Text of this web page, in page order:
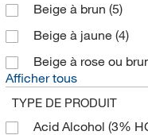
Beige à brun (5)
Beige à jaune (4)
Beige à rose ou
Afficher tous
TYPE DE PRODUIT
Acid Alcohol (3%